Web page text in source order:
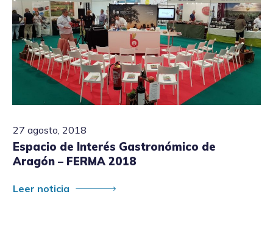
27 agosto, 2018
Espacio de Interés Gastronómico de
Aragón – FERMA 2018
Leer noticia